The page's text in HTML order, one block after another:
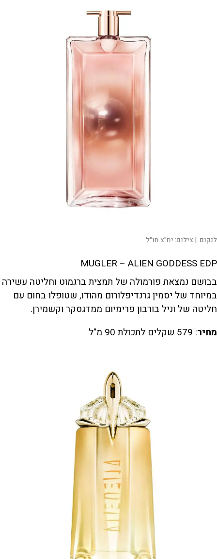
לנקום. | צילום:יח"צ חו"ל
MUGLER – ALIEN GODDESS EDP
בבושם נמצאת פורמולה של תמצית ברגמוט וחליטה עשירה
במיוחד של יסמין גרנדיפלורום מהודו, שטופלו בחום עם
חליטה של וניל בורבון פרימיום ממדגסקר וקשמירן.
מחיר: 579 שקלים לתכולת 90 מ"ל